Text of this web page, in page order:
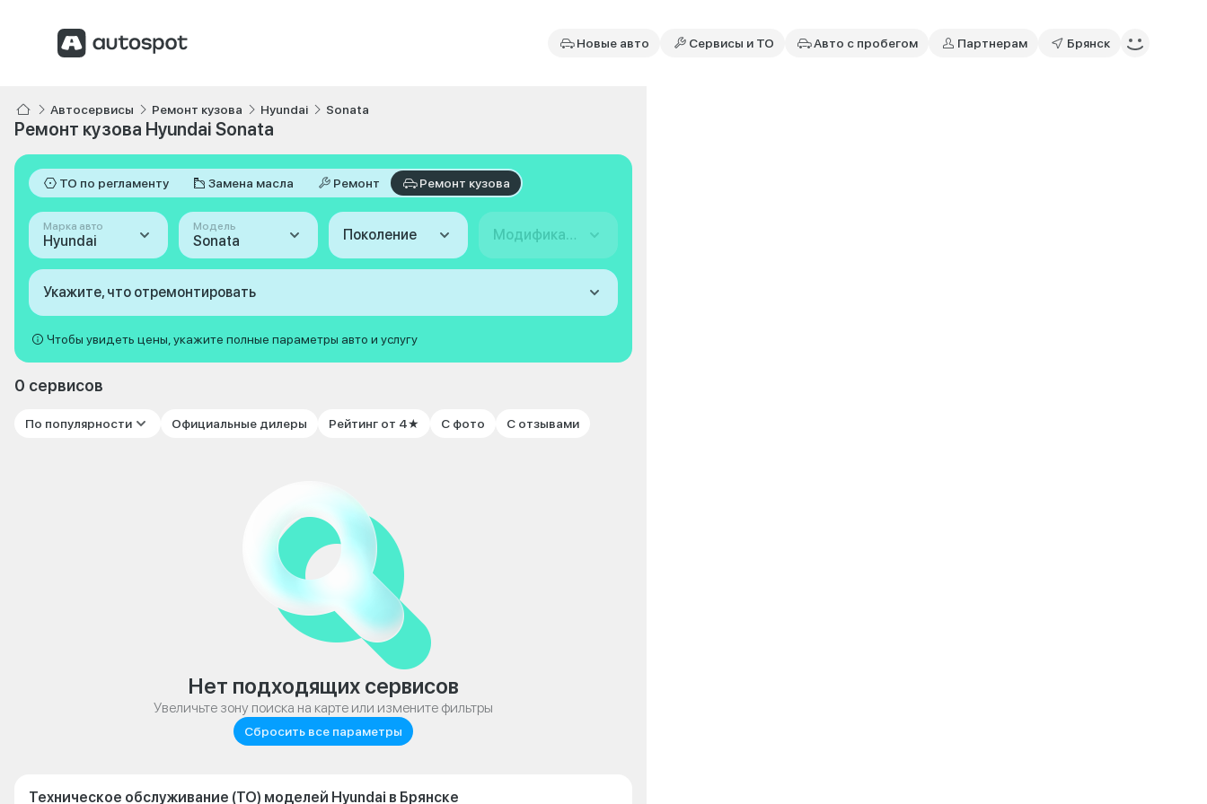
Новые авто Сервисы и ТО Авто с пробегом Партнерам Брянск
Автосервисы Ремонт кузова Hyundai Sonata
Ремонт кузова Hyundai Sonata
ТО по регламенту Замена масла Ремонт Ремонт кузова
Марка авто
Hyundai
Модель
Sonata Поколение Модификация
Укажите, что отремонтировать
Чтобы увидеть цены, укажите полные параметры авто и услугу
0 сервисов
По популярности Официальные дилеры Рейтинг от 4★ С фото С отзывами
Нет подходящих сервисов
Увеличьте зону поиска на карте или измените фильтры
Сбросить все параметры
Техническое обслуживание (ТО) моделей Hyundai в Брянске